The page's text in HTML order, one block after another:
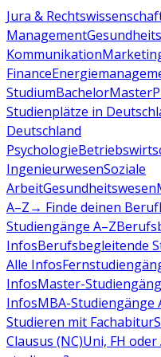
Jura &
Management
Kommunikation
Finance
StudiumBachelorMaster
Studienplätze in
Deutschland
Psychologie
IngenieurwesenSoziale
ArbeitGesundheitswesen
A–Z→ Finde deinen Beruf
Studiengänge A–Z
InfosBerufsbegleitende
Alle Infos
InfosMaster-
InfosMBA-Studiengänge
Studieren mit Fachabitur
Clausus (NC)Uni, FH oder